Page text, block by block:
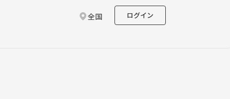
全国 ログイン